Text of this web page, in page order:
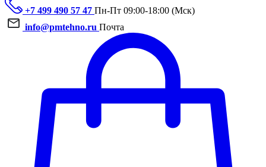
+7 499 490 57 47 Пн-Пт 09:00-18:00 (Мск)
info@pmtehno.ru Почта